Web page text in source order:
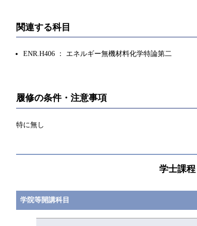
関連する科目
ENR.H406 ： エネルギー無機材料化学特論第二
履修の条件・注意事項
特に無し
学士課程
学院等開講科目